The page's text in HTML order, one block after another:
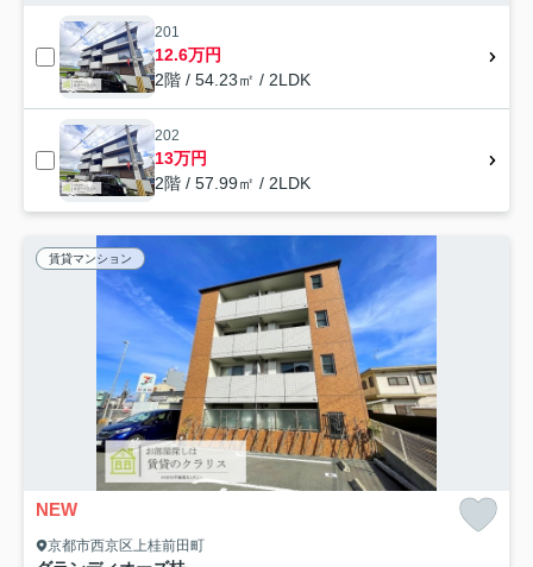
201
12.6万円
2階 / 54.23㎡ / 2LDK
202
13万円
2階 / 57.99㎡ / 2LDK
賃貸マンション
NEW
京都市西京区上桂前田町